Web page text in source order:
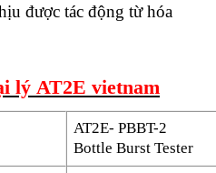
được tác động từ hóa
lý AT2E vietnam
AT2E- PBBT-2
Bottle Burst Tester